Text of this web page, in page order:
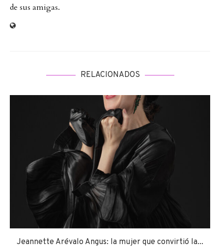
de sus amigas.
RELACIONADOS
Jeannette Arévalo Angus: la mujer que convirtió la...